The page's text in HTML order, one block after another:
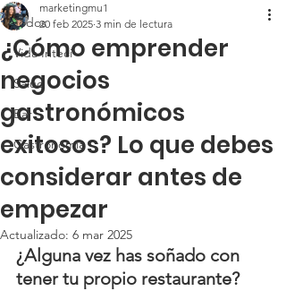
Todos
Vida Inteci
Salud
Bar
Gastronomía
¿Cómo emprender
negocios
gastronómicos
exitosos? Lo que debes
considerar antes de
empezar
marketingmu1
20 feb 2025 3 min de lectura
Actualizado: 6 mar 2025
¿Alguna vez has soñado con
tener tu propio restaurante?